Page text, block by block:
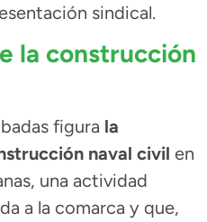
sindical.
la construcción
figura la
naval civil en
una actividad
a la comarca y que,